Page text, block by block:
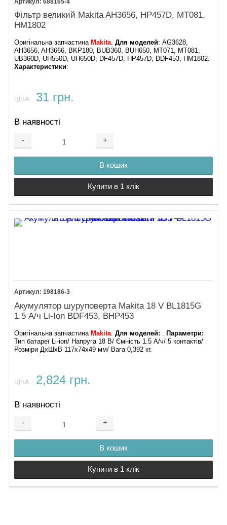
688165-4
Фільтр великий Makita AH3656, HP457D, MT081,
HM1802
Оригінальна запчастина Makita.Для моделей: AG3628,
AH3656, AH3666, BKP180, BUB360, BUH650, MT071, MT081,
UB360D, UH550D, UH650D, DF457D, HP457D, DDF453, HM1802.
Характеристики:
ЦІНА: 31 грн.
В наявності
- +
В кошик
Купити в 1 клік
198186-3
Акумулятор шуруповерта Makita 18 V BL1815G
1.5 А/ч Li-Ion BDF453, BHP453
Оригінальна запчастина Makita .Для моделей:
Параметри:
Тип батареї Li-ion/ Напруга 18 В/ Ємність 1.5 А/ч/ 5 контактів/
Розміри ДхШхВ 117х74х49 мм/ Вага 0,392 кг.
ЦІНА: 2,824 грн.
В наявності
- +
В кошик
Купити в 1 клік